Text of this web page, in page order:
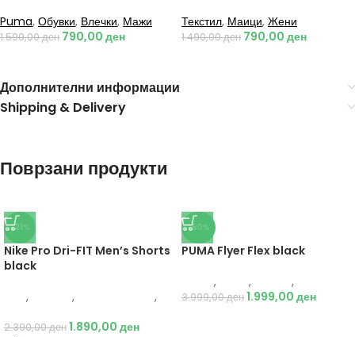
Puma, Обувки, Влечки, Мажи
1.590,00ден 790,00 ден
Текстил, Маици, Жени
1.490,00ден 790,00 ден
Дополнителни информации
Shipping & Delivery
Поврзани продукти
-21%
Nike Pro Dri-FIT Men’s Shorts
black
, ,
,
2.390,00ден1.890,00 ден
-50%
PUMA Flyer Flex black
, , ,
3.999,00ден1.999,00 ден